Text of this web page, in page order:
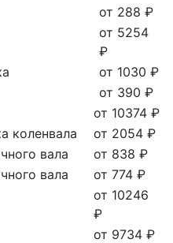
от 288 ₽
от 5254
₽
от 1030 ₽
от 390 ₽
от 10374 ₽
коленвала
от 2054 ₽
вала
от 838 ₽
вала
от 774 ₽
от 10246
₽
от 9734 ₽